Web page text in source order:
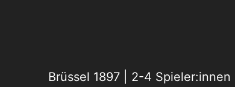
Brüssel 1897 | 2-4